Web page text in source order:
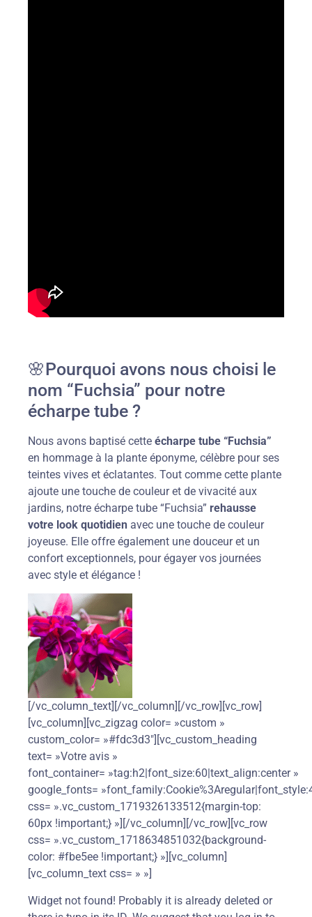
🌸Pourquoi avons nous choisi le
nom “Fuchsia” pour notre
écharpe tube ?
Nous avons baptisé cette écharpe tube “Fuchsia”
en hommage à la plante éponyme, célèbre pour ses
teintes vives et éclatantes. Tout comme cette plante
ajoute une touche de couleur et de vivacité aux
jardins, notre écharpe tube “Fuchsia” rehausse
votre look quotidien avec une touche de couleur
joyeuse. Elle offre également une douceur et un
confort exceptionnels, pour égayer vos journées
avec style et élégance !
[/vc_column_text][/vc_column][/vc_row][vc_row]
[vc_column][vc_zigzag color= »custom »
custom_color= »#fdc3d3″][vc_custom_heading
text= »Votre avis »
font_container= »tag:h2|font_size:60|text_align:center »
google_fonts=
css= ».vc_custom_1719326133512{margin-top:
60px !important;} »][/vc_column][/vc_row][vc_row
css= ».vc_custom_1718634851032{background-
color: #fbe5ee !important;} »][vc_column]
[vc_column_text css= » »]
Widget not found! Probably it is already deleted or